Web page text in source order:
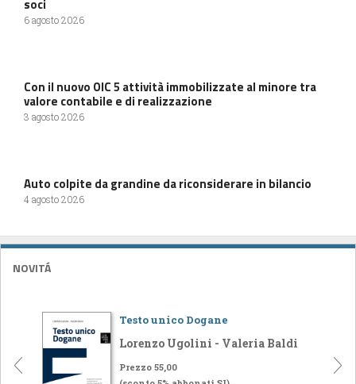
soci
6 agosto 2026
Con il nuovo OIC 5 attività immobilizzate al minore tra
valore contabile e di realizzazione
3 agosto 2026
Auto colpite da grandine da riconsiderare in bilancio
4 agosto 2026
NOVITÁ
Testo unico Dogane
Lorenzo Ugolini - Valeria Baldi
Prezzo 55,00